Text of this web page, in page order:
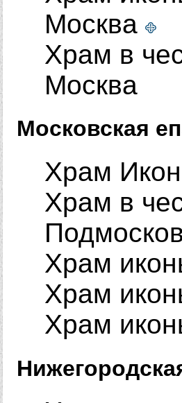
Москва
Храм в
Москва
Московская
Храм
Храм в
Храм
Храм
Храм